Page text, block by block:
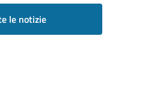
le notizie